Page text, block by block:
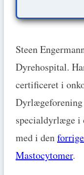
Steen
Dyrehospital.
certificeret i
Dyrlægeforening
specialdyrlæge i
med i den
Mastocytomer.